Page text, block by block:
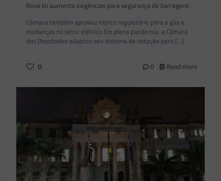
Nova lei aumenta exigências para segurança de barragens
Câmara também aprovou marco regulatório para o gás e
mudanças no setor elétrico Em plena pandemia, a Câmara
dos Deputados adaptou seu sistema de votação para […]
0 0 Read more